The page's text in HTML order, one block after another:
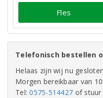
Fles
Telefonisch bestellen
Helaas zijn wij nu gesloten
Morgen bereikbaar van
Tel:0575-514427 of